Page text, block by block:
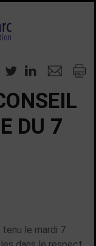
DU 7
le mardi 7